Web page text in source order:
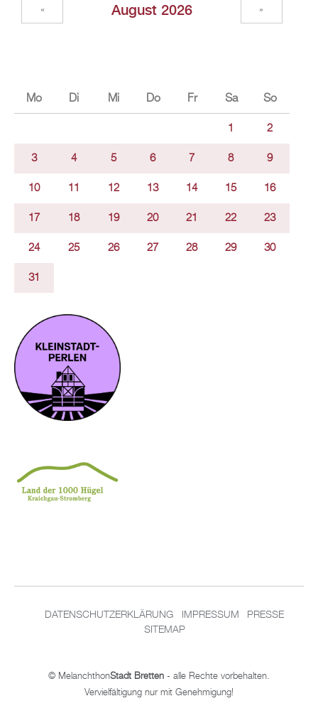
Au­gust 2026
« »
Mo Di Mi Do Fr Sa So
1 2
3 4 5 6 7 8 9
10 11 12 13 14 15 16
17 18 19 20 21 22 23
24 25 26 27 28 29 30
31
DA­TEN­SCHUT­Z­ER­KLÄ­RUNG IM­PRES­SUM
PRES­SE
SITEMAP
© Me­lan­chthonStadt Brett­en - alle Rech­te vor­be­hal­ten.
Ver­viel­fäl­ti­gung nur mit Ge­neh­mi­gung!